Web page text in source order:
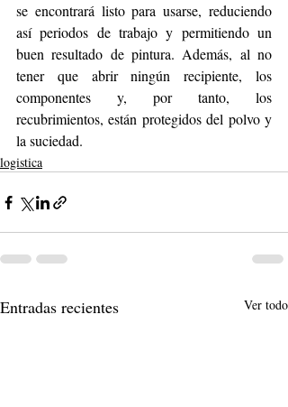
se encontrará listo para usarse, reduciendo
así periodos de trabajo y permitiendo un
buen resultado de pintura. Además, al no
tener que abrir ningún recipiente, los
componentes y, por tanto, los
recubrimientos, están protegidos del polvo y
la suciedad.
logistica
Entradas recientes Ver todo